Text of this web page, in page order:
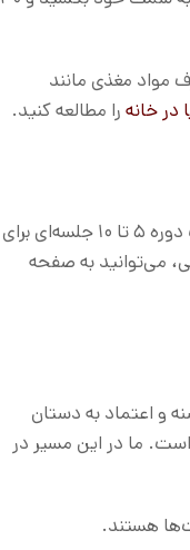
مواد مغذی مانند
در خانه را مطالعه کنید.
تعداد جلسات مورد نیاز برای بهبود کامل، بستگی به شدت عارضه و قدمت درد دارد. معمولاً یک دوره ۵ تا ۱۰ جلسه‌ای برای
می‌توانید به صفحه
و اعتماد به دستان
ما در این مسیر در
هستند.